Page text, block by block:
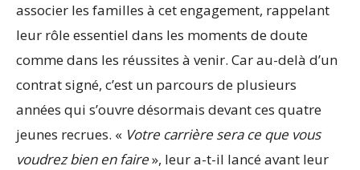
associer les familles à cet engagement, rappelant
leur rôle essentiel dans les moments de doute
comme dans les réussites à venir. Car au-delà d’un
contrat signé, c’est un parcours de plusieurs
années qui s’ouvre désormais devant ces quatre
jeunes recrues. « Votre carrière sera ce que vous
voudrez bien en faire», leur a-t-il lancé avant leur